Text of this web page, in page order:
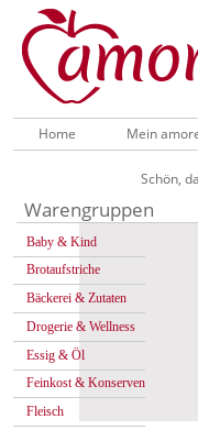
Home Mein
Schön,
Warengruppen
Baby & Kind
Brotaufstriche
Bäckerei & Zutaten
Drogerie & Wellness
Essig & Öl
Feinkost & Konserven
Fleisch